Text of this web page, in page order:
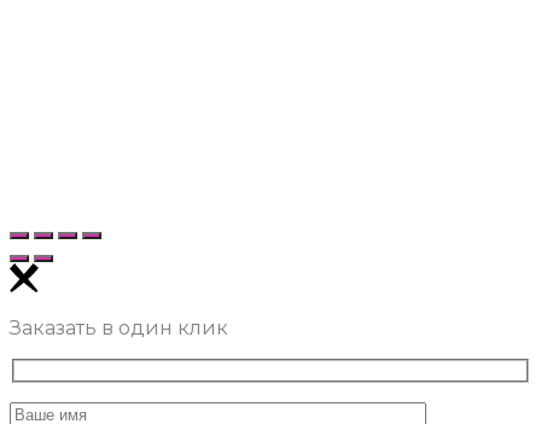
Заказать в один клик